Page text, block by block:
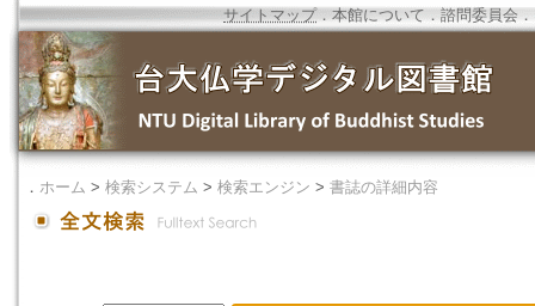
サイトマップ．本館について ． 諮問委員会 ．
． ホーム > 検索システム > 検索エンジン > 書誌の詳細内容